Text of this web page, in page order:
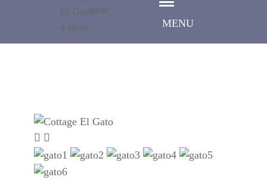
MENU
now